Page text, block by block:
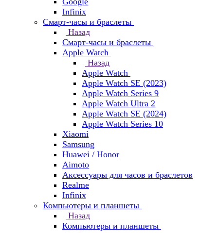
Infinix
Смарт-часы и браслеты
Назад
Смарт-часы и браслеты
Apple Watch
Назад
Apple Watch
Apple Watch SE (2023)
Apple Watch Series 9
Apple Watch Ultra 2
Apple Watch SE (2024)
Apple Watch Series 10
Xiaomi
Samsung
Huawei / Honor
Aimoto
Аксессуары для часов и браслетов
Realme
Infinix
Компьютеры и планшеты
Назад
Компьютеры и планшеты